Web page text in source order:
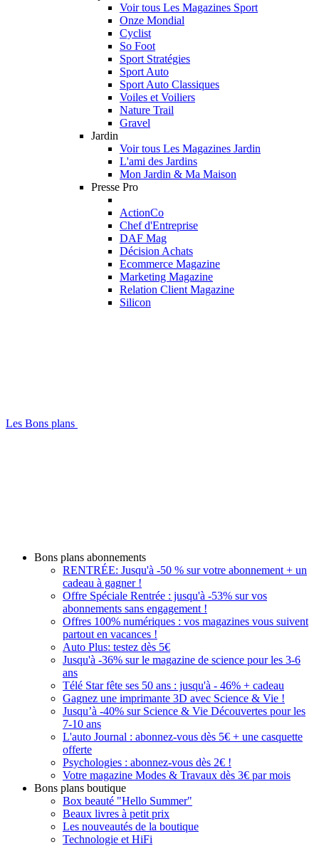
Voir tous Les Magazines Sport
Onze Mondial
Cyclist
So Foot
Sport Stratégies
Sport Auto
Sport Auto Classiques
Voiles et Voiliers
Nature Trail
Gravel
Jardin
Voir tous Les Magazines Jardin
L'ami des Jardins
Mon Jardin & Ma Maison
Presse Pro
ActionCo
Chef d'Entreprise
DAF Mag
Décision Achats
Ecommerce Magazine
Marketing Magazine
Relation Client Magazine
Silicon
Les Bons plans
Bons plans abonnements
RENTRÉE: Jusqu'à -50 % sur votre abonnement + un
cadeau à gagner !
Offre Spéciale Rentrée : jusqu'à -53% sur vos
abonnements sans engagement !
Offres 100% numériques : vos magazines vous suivent
partout en vacances !
Auto Plus: testez dès 5€
Jusqu'à -36% sur le magazine de science pour les 3-6
ans
Télé Star fête ses 50 ans : jusqu'à - 46% + cadeau
Gagnez une imprimante 3D avec Science & Vie !
Jusqu’à -40% sur Science & Vie Découvertes pour les
7-10 ans
L'auto Journal : abonnez-vous dès 5€ + une casquette
offerte
Psychologies : abonnez-vous dès 2€ !
Votre magazine Modes & Travaux dès 3€ par mois
Bons plans boutique
Box beauté "Hello Summer"
Beaux livres à petit prix
Les nouveautés de la boutique
Technologie et HiFi